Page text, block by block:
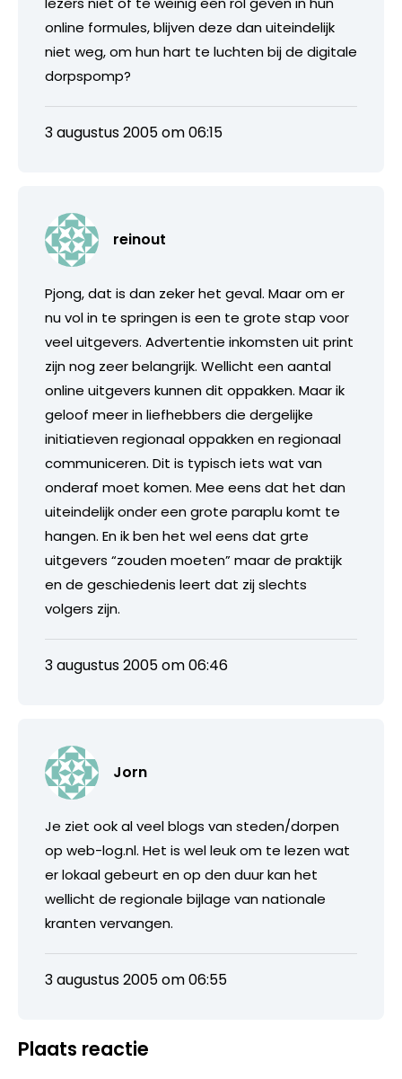
online formules, blijven deze dan uiteindelijk
niet weg, om hun hart te luchten bij de digitale
dorpspomp?
3 augustus 2005 om 06:15
reinout
Pjong, dat is dan zeker het geval. Maar om er
nu vol in te springen is een te grote stap voor
veel uitgevers. Advertentie inkomsten uit print
zijn nog zeer belangrijk. Wellicht een aantal
online uitgevers kunnen dit oppakken. Maar ik
geloof meer in liefhebbers die dergelijke
initiatieven regionaal oppakken en regionaal
communiceren. Dit is typisch iets wat van
onderaf moet komen. Mee eens dat het dan
uiteindelijk onder een grote paraplu komt te
hangen. En ik ben het wel eens dat grte
uitgevers “zouden moeten” maar de praktijk
en de geschiedenis leert dat zij slechts
volgers zijn.
3 augustus 2005 om 06:46
Jorn
Je ziet ook al veel blogs van steden/dorpen
op web-log.nl. Het is wel leuk om te lezen wat
er lokaal gebeurt en op den duur kan het
wellicht de regionale bijlage van nationale
kranten vervangen.
3 augustus 2005 om 06:55
Plaats reactie